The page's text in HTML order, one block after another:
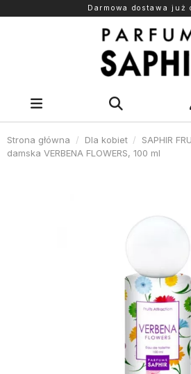
Darmowa dostawa już
Strona główna Dla kobiet
SAPHIR
damska VERBENA FLOWERS, 100 ml